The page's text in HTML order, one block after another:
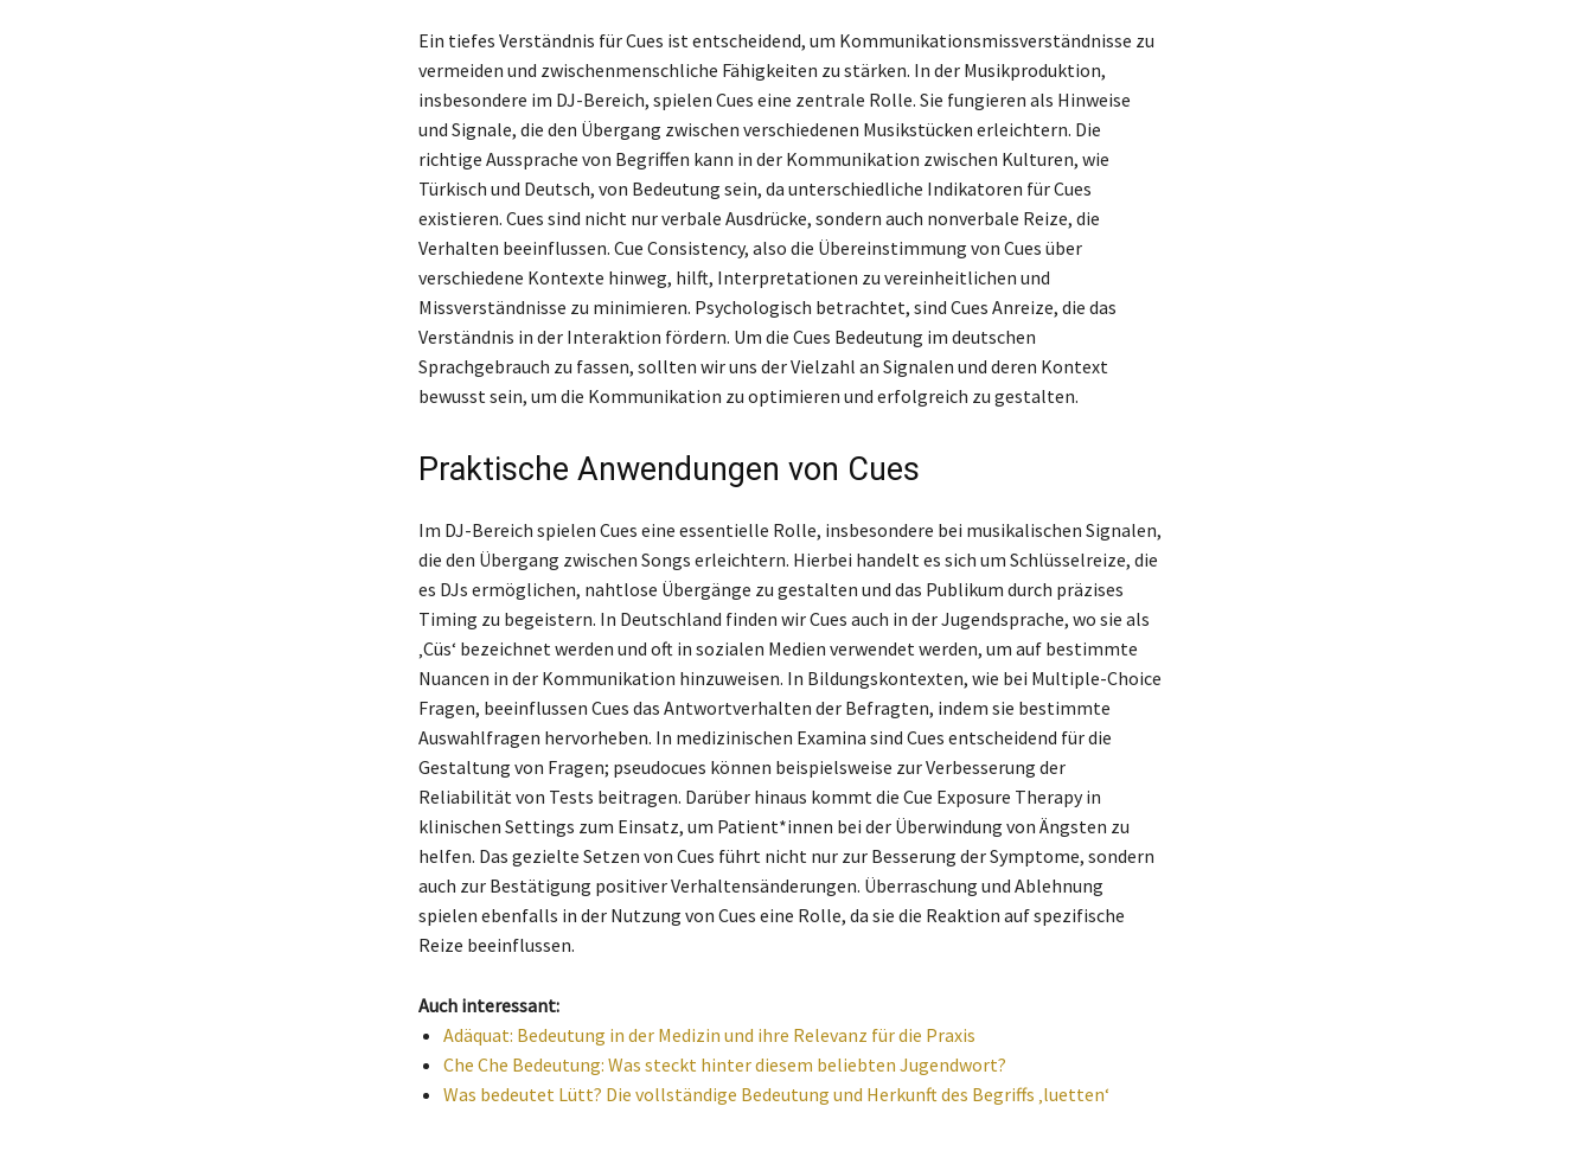
Ein tiefes Verständnis für Cues ist entscheidend, um Kommunikationsmissverständnisse zu
vermeiden und zwischenmenschliche Fähigkeiten zu stärken. In der Musikproduktion,
insbesondere im DJ-Bereich, spielen Cues eine zentrale Rolle. Sie fungieren als Hinweise
und Signale, die den Übergang zwischen verschiedenen Musikstücken erleichtern. Die
richtige Aussprache von Begriffen kann in der Kommunikation zwischen Kulturen, wie
Türkisch und Deutsch, von Bedeutung sein, da unterschiedliche Indikatoren für Cues
existieren. Cues sind nicht nur verbale Ausdrücke, sondern auch nonverbale Reize, die
Verhalten beeinflussen. Cue Consistency, also die Übereinstimmung von Cues über
verschiedene Kontexte hinweg, hilft, Interpretationen zu vereinheitlichen und
Missverständnisse zu minimieren. Psychologisch betrachtet, sind Cues Anreize, die das
Verständnis in der Interaktion fördern. Um die Cues Bedeutung im deutschen
Sprachgebrauch zu fassen, sollten wir uns der Vielzahl an Signalen und deren Kontext
bewusst sein, um die Kommunikation zu optimieren und erfolgreich zu gestalten.
Praktische Anwendungen von Cues
Im DJ-Bereich spielen Cues eine essentielle Rolle, insbesondere bei musikalischen Signalen,
die den Übergang zwischen Songs erleichtern. Hierbei handelt es sich um Schlüsselreize, die
es DJs ermöglichen, nahtlose Übergänge zu gestalten und das Publikum durch präzises
Timing zu begeistern. In Deutschland finden wir Cues auch in der Jugendsprache, wo sie als
‚Cüs‘ bezeichnet werden und oft in sozialen Medien verwendet werden, um auf bestimmte
Nuancen in der Kommunikation hinzuweisen. In Bildungskontexten, wie bei Multiple-Choice
Fragen, beeinflussen Cues das Antwortverhalten der Befragten, indem sie bestimmte
Auswahlfragen hervorheben. In medizinischen Examina sind Cues entscheidend für die
Gestaltung von Fragen; pseudocues können beispielsweise zur Verbesserung der
Reliabilität von Tests beitragen. Darüber hinaus kommt die Cue Exposure Therapy in
klinischen Settings zum Einsatz, um Patient*innen bei der Überwindung von Ängsten zu
helfen. Das gezielte Setzen von Cues führt nicht nur zur Besserung der Symptome, sondern
auch zur Bestätigung positiver Verhaltensänderungen. Überraschung und Ablehnung
spielen ebenfalls in der Nutzung von Cues eine Rolle, da sie die Reaktion auf spezifische
Reize beeinflussen.
Auch interessant:
Adäquat: Bedeutung in der Medizin und ihre Relevanz für die Praxis
Che Che Bedeutung: Was steckt hinter diesem beliebten Jugendwort?
Was bedeutet Lütt? Die vollständige Bedeutung und Herkunft des Begriffs ‚luetten‘